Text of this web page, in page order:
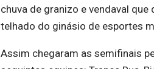
chuva de granizo e vendaval que
telhado do ginásio de esportes
Assim chegaram as semifinais